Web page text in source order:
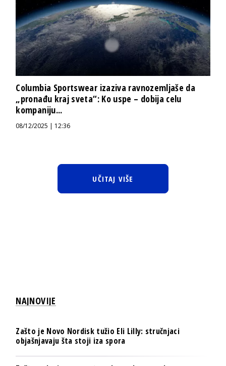
Columbia Sportswear izaziva ravnozemljaše da
„pronađu kraj sveta“: Ko uspe – dobija celu
kompaniju...
08/12/2025 | 12:36
UČITAJ VIŠE
NAJNOVIJE
Zašto je Novo Nordisk tužio Eli Lilly: stručnjaci
objašnjavaju šta stoji iza spora